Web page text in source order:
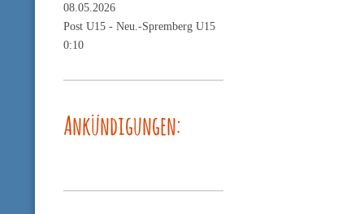
08.05.2026
Post U15 - Neu.-Spremberg U15
0:10
Ankündigungen: